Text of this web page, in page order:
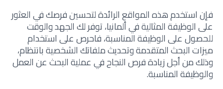
فإن استخدم هذه المواقع الرائدة لتحسين فرصك في العثور
على الوظيفة المثالية في ألمانيا، توفر لك الجهد والوقت
للحصول على الوظيفة المناسبة، فاحرص على استخدام
ميزات البحث المتقدمة وتحديث ملفاتك الشخصية بانتظام،
وذلك من أجل زيادة فرص النجاح في عملية البحث عن العمل
والوظيفة المناسبة.